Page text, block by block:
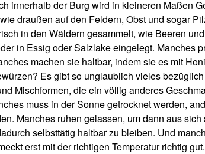
innerhalb der Burg wird in kleineren Maßen
draußen auf den Feldern, Obst und sogar
in den Wäldern gesammelt, wie Beeren
in Essig oder Salzlake eingelegt. Manches
machen sie haltbar, indem sie es mit
Es gibt so unglaublich vieles bezüglich
Mischformen, die ein völlig anderes
muss in der Sonne getrocknet werden,
Manches ruhen gelassen, um dann aus
selbsttätig haltbar zu bleiben. Und
erst mit der richtigen Temperatur richtig gut.